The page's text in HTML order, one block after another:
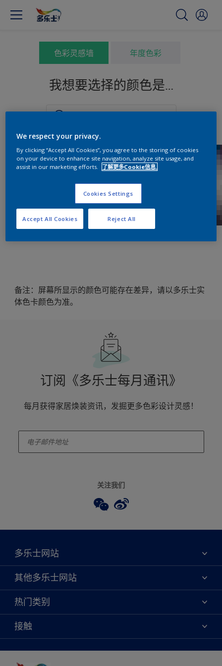
色彩灵感墙 年度色彩
我想要选择的颜色是…
备注：屏幕所显示的颜色可能存在差异，请以多乐士实
体色卡颜色为准。
订阅《多乐士每月通讯》
每月获得家居焕装资讯，发掘更多色彩设计灵感！
关注我们
多乐士网站
关于我们
联系我们
查找店铺
网站地图
绿色工厂
其他多乐士网站
焕新服务
多乐士专业
天猫官方旗舰店
热门类别
颜色
产品
创意灵感
接触
颜色准确性
We respect your privacy.
By clicking “Accept All Cookies”, you agree to the storing of cookies
on your device to enhance site navigation, analyze site usage, and
assist in our marketing efforts.
了解更多Cookie信息.
Cookies Settings
Reject All
Accept All Cookies